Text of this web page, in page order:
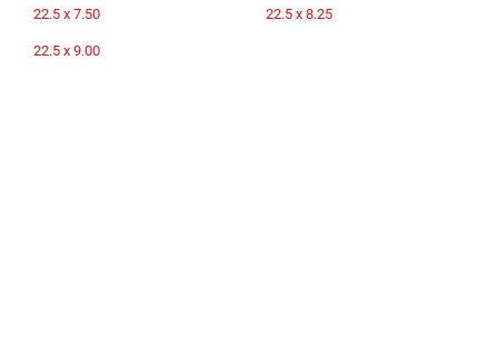
22.5 x 7.50 22.5 x 8.25
22.5 x 9.00